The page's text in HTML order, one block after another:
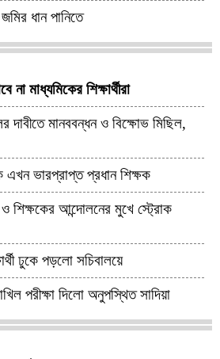
ধান পানিতে
মাধ্যমিকের শিক্ষার্থীরা
দাবীতে মানববন্ধন ও বিক্ষোভ মিছিল,
এখন ভারপ্রাপ্ত প্রধান শিক্ষক
ও শিক্ষকের আন্দোলনের মুখে স্ট্রোক
ঢুকে পড়লো সচিবালয়ে
পরীক্ষা দিলো অনুপস্থিত সাদিয়া